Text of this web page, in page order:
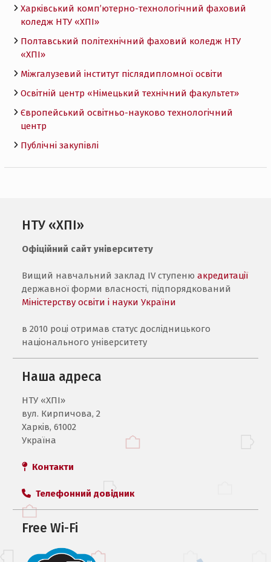
Харківський комп’ютерно-технологічний фаховий
коледж НТУ «ХПI»
Полтавський політехнічний фаховий коледж НТУ
«ХПI»
Міжгалузевий інститут післядипломної освіти
Освітній центр «Німецький технічний факультет»
Європейський освітньо-науково технологічний
центр
Публічні закупівлі
НТУ «ХПІ»
Офіційний сайт університету
Вищий навчальний заклад IV ступенюакредитації
державної форми власності, підпорядкований
Міністерству освіти і науки України
в 2010 році отримав статус дослідницького
національного університету
Наша адреса
НТУ «ХПI»
вул. Кирпичова, 2
Харків, 61002
Україна
Контакти
Телефонний довідник
Free Wi-Fi